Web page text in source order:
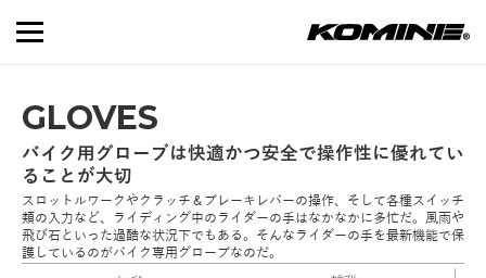
GLOVES
バイク用グローブは快適かつ安全で操作性に優れてい
ることが大切
スロットルワークやクラッチ＆ブレーキレバーの操作、そして各種スイッチ
類の入力など、ライディング中のライダーの手はなかなかに多忙だ。風雨や
飛び石といった過酷な状況下でもある。そんなライダーの手を最新機能で保
護しているのがバイク専用グローブなのだ。